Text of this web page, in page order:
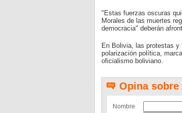
"Estas fuerzas oscuras
Morales de las muertes
democracia" deberán
En Bolivia, las protestas y
polarización política,
oficialismo boliviano.
Opina
Nombre